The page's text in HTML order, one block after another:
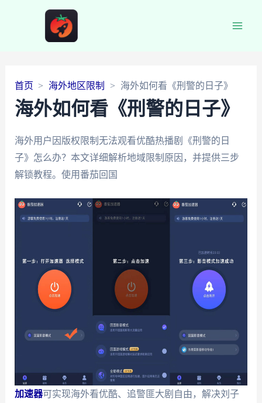
首页 海外地区限制 海外如何看《刑警的日子》
海外如何看《刑警的日子》
海外用户因版权限制无法观看优酷热播剧《刑警的日
子》怎么办？本文详细解析地域限制原因，并提供三步
解锁教程。使用番茄回国
加速器可实现海外看优酷、追警匪大剧自由，解决刘子